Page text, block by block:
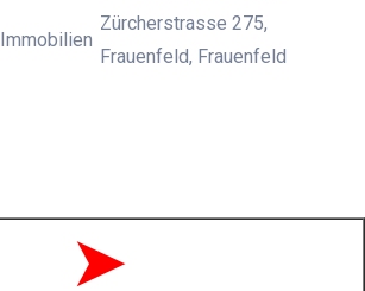
Immobilien
Zürcherstrasse 275,
Frauenfeld, Frauenfeld